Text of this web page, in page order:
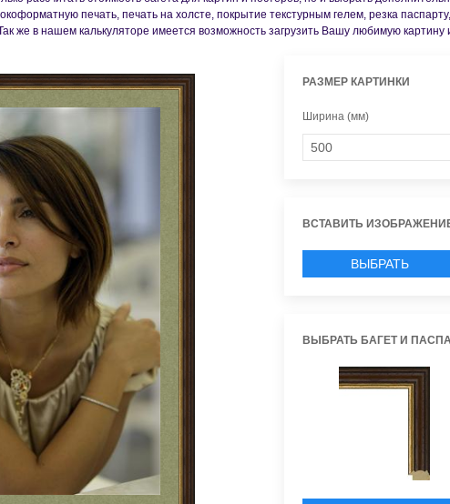
печать, печать на холсте, покрытие текстурным гелем, резка
же в нашем калькуляторе имеется возможность загрузить Вашу любимую
РАЗМЕР КАРТИНКИ
Ширина (мм)
ВСТАВИТЬ
ВЫБРАТЬ
ВЫБРАТЬ БАГЕТ И